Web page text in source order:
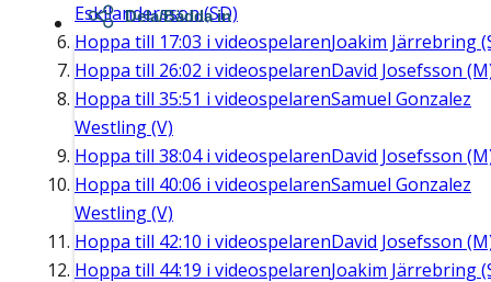
Eskilandersson (SD)
Hoppa till 17:03 i videospelarenJoakim Järrebring
Hoppa till 26:02 i videospelarenDavid Josefsson
Hoppa till 35:51 i videospelarenSamuel Gonzalez
Westling (V)
Hoppa till 38:04i videospelarenDavid Josefsson
Hoppa till 40:06 i videospelarenSamuel Gonzalez
Westling (V)
Hoppa till 42:10 i videospelarenDavid Josefsson
Hoppa till 44:19 i videospelarenJoakim Järrebring
Dela/Bädda in